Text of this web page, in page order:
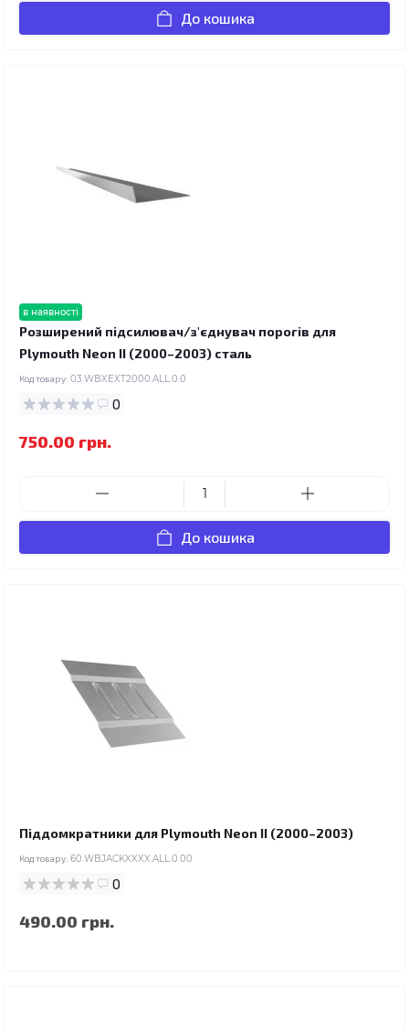
До кошика
в наявності
Розширений підсилювач/з'єднувач порогів для
Plymouth Neon II (2000–2003) сталь
Код товару: 03.WBXEXT2000.ALL.0.0
0
750.00 грн.
До кошика
Піддомкратники для Plymouth Neon II (2000–2003)
Код товару: 60.WBJACKXXXX.ALL.0.00
0
490.00 грн.